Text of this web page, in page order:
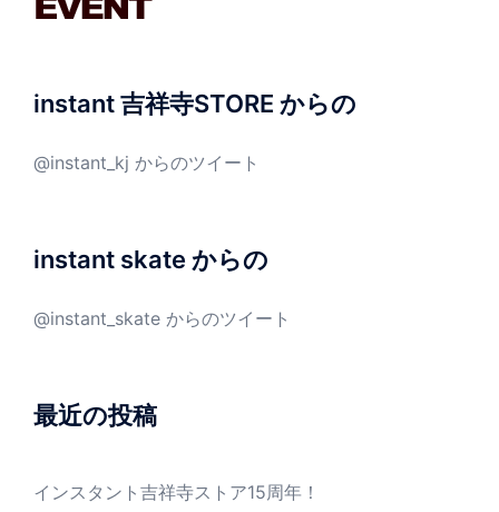
instant 吉祥寺STORE からの
@instant_kj からのツイート
instant skate からの
@instant_skate からのツイート
最近の投稿
インスタント吉祥寺ストア15周年！